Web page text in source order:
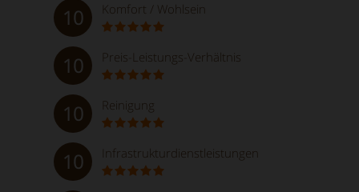
10 Komfort / Wohlsein
10 Preis-Leistungs-Verhältnis
10 Reinigung
10 Infrastrukturdienstleistungen